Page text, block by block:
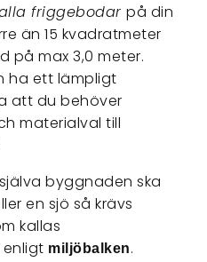
friggebodarpå din
än 15 kvadratmeter
på max 3,0 meter.
ha ett lämpligt
att du behöver
materialval till
byggnaden ska
en sjö så krävs
kallas
enligt miljöbalken.